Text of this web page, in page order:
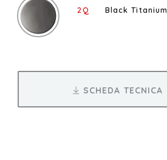
2Q Black Titanium
SCHEDA TECNICA